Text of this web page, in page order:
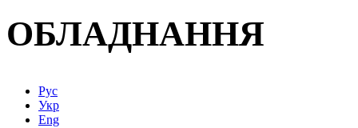
ОБЛАДНАННЯ
Рус
Укр
Eng